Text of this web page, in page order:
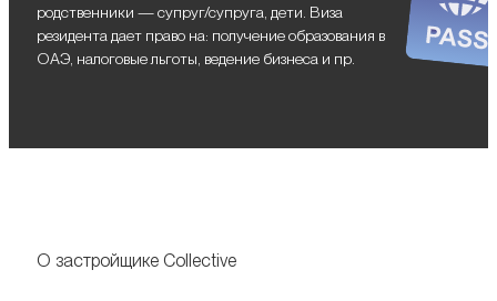
родственники — супруг/супруга, дети. Виза
резидента дает право на: получение образования в
ОАЭ, налоговые льготы, ведение бизнеса и пр.
О застройщике Collective